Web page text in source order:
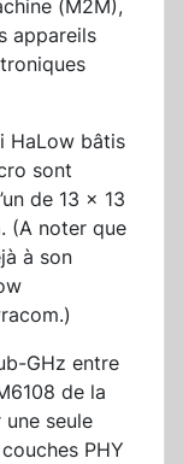
(M2M),
appareils
HaLow bâtis
sont
de 13 x 13
(A noter que
à son
GHz entre
de la
seule
PHY